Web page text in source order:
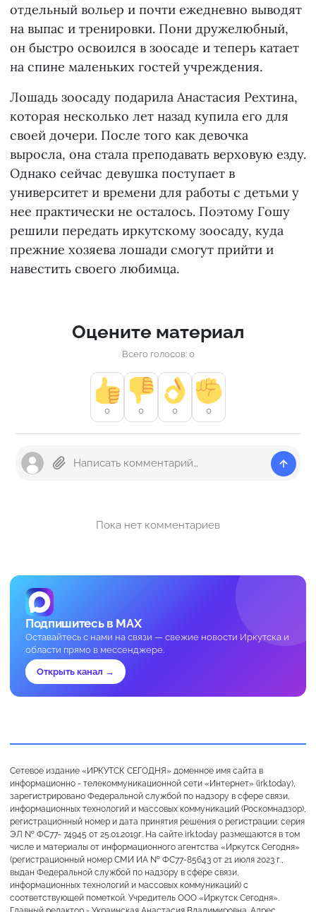
отдельный вольер и почти ежедневно выводят
на выпас и тренировки. Пони дружелюбный,
он быстро освоился в зоосаде и теперь катает
на спине маленьких гостей учреждения.
Лошадь зоосаду подарила Анастасия Рехтина,
которая несколько лет назад купила его для
своей дочери. После того как девочка
выросла, она стала преподавать верховую езду.
Однако сейчас девушка поступает в
университет и времени для работы с детьми у
нее практически не осталось. Поэтому Гошу
решили передать иркутскому зоосаду, куда
прежние хозяева лошади смогут прийти и
навестить своего любимца.
Оцените материал
Всего голосов: 0
0 0 0 0
Пока нет комментариев
Подпишитесь в MAX
Оставайтесь с нами на связи — свежие новости Иркутска и
области прямо в мессенджере.
Открыть канал →
Сетевое издание «ИРКУТСК СЕГОДНЯ» доменное имя сайта в
информационно - телекоммуникационной сети «Интернет» (irk.today),
зарегистрировано Федеральной службой по надзору в сфере связи,
информационных технологий и массовых коммуникаций (Роскомнадзор),
регистрационный номер и дата принятия решения о регистрации: серия
ЭЛ № ФС77- 74945 от 25.01.2019г. На сайте irk.today размещаются в том
числе и материалы от информационного агентства «Иркутск Сегодня»
(регистрационный номер СМИ ИА № ФС77-85643 от 21 июля 2023 г.,
выдан Федеральной службой по надзору в сфере связи,
информационных технологий и массовых коммуникаций) с
соответствующей пометкой. Учредитель ООО «Иркутск Сегодня».